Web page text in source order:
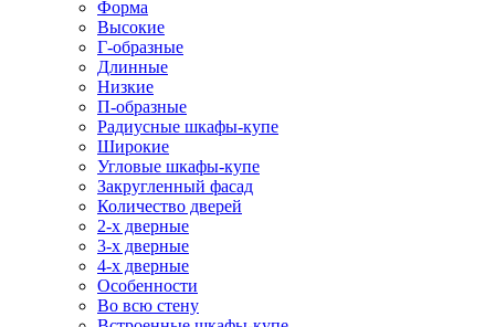
Форма
Высокие
Г-образные
Длинные
Низкие
П-образные
Радиусные шкафы-купе
Широкие
Угловые шкафы-купе
Закругленный фасад
Количество дверей
2-х дверные
3-х дверные
4-х дверные
Особенности
Во всю стену